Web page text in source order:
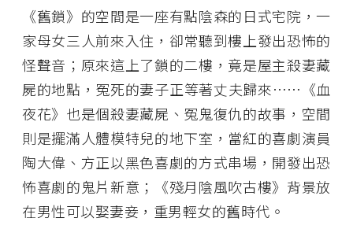
《舊鎖》的空間是一座有點陰森的日式宅院，一
家母女三人前來入住，卻常聽到樓上發出恐怖的
怪聲音；原來這上了鎖的二樓，竟是屋主殺妻藏
屍的地點，冤死的妻子正等著丈夫歸來……《血
夜花》也是個殺妻藏屍、冤鬼復仇的故事，空間
則是擺滿人體模特兒的地下室，當紅的喜劇演員
陶大偉、方正以黑色喜劇的方式串場，開發出恐
怖喜劇的鬼片新意；《殘月陰風吹古樓》背景放
在男性可以娶妻妾，重男輕女的舊時代。